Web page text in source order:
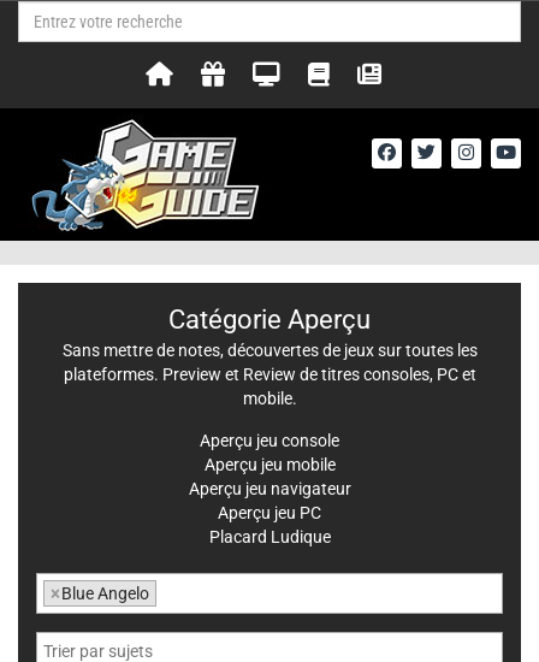
Catégorie Aperçu
Sans mettre de notes, découvertes de jeux sur toutes les
plateformes. Preview et Review de titres consoles, PC et
mobile.
Aperçu jeu console
Aperçu jeu mobile
Aperçu jeu navigateur
Aperçu jeu PC
Placard Ludique
×Blue Angelo